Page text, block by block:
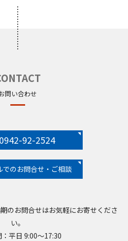
問い合わせ
0942-92-2524
でのお問合せ・ご相談
のお問合せはお気軽にお寄せくださ
い。
平日 9:00～17:30